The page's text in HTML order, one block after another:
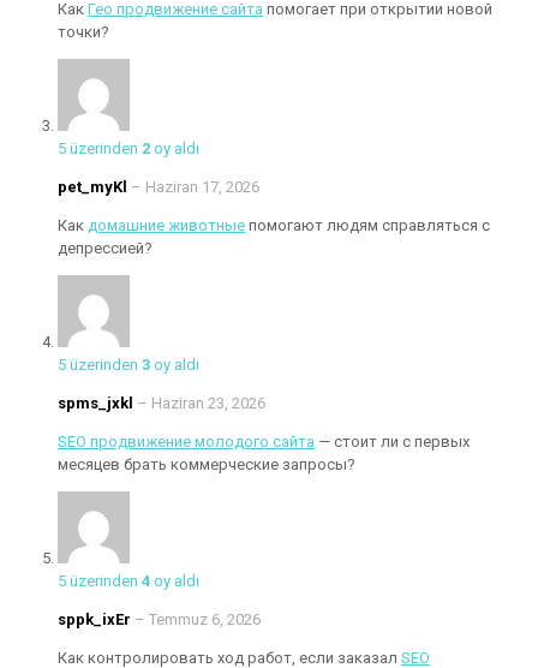
Как Гео продвижение сайта помогает при открытии новой
точки?
5 üzerinden 2 oy aldı
pet_myKl – Haziran 17, 2026
Как домашние животные помогают людям справляться с
депрессией?
5 üzerinden 3 oy aldı
spms_jxkl – Haziran 23, 2026
SEO продвижение молодого сайта — стоит ли с первых
месяцев брать коммерческие запросы?
5 üzerinden 4 oy aldı
sppk_ixEr – Temmuz 6, 2026
Как контролировать ход работ, если заказал SEO